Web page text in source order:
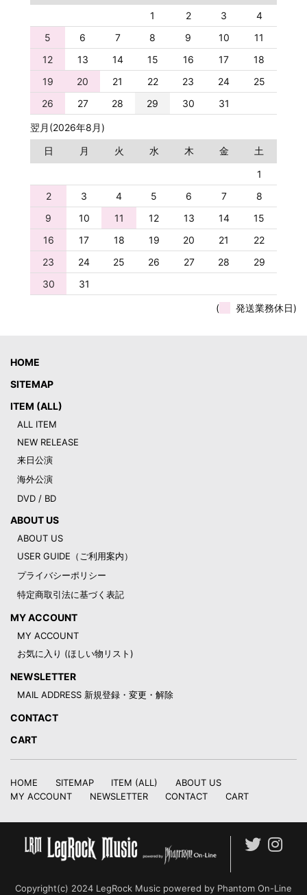
1
2 3
4
5
6 7 8 9 10
11
12
13 14 15 16 17
18
19
20 21 22 23 24
25
26
27 28 29 30 31
翌月(2026年8月)
日
月 火 水 木 金
土
1
2
3 4 5 6 7
8
9
10 11 12 13 14
15
16
17 18 19 20 21
22
23
24 25 26 27 28
29
30
31
( 発送業務休日)
HOME
SITEMAP
ITEM (ALL)
ALL ITEM
NEW RELEASE
来日公演
海外公演
DVD / BD
ABOUT US
ABOUT US
USER GUIDE（ご利用案内）
プライバシーポリシー
特定商取引法に基づく表記
MY ACCOUNT
MY ACCOUNT
お気に入り (ほしい物リスト)
NEWSLETTER
MAIL ADDRESS 新規登録・変更・解除
CONTACT
CART
HOME SITEMAP ITEM (ALL)
ABOUT US
MY ACCOUNT
NEWSLETTER CONTACT CART
Copyright(c) 2024 LegRock Music powered by Phantom On-Line